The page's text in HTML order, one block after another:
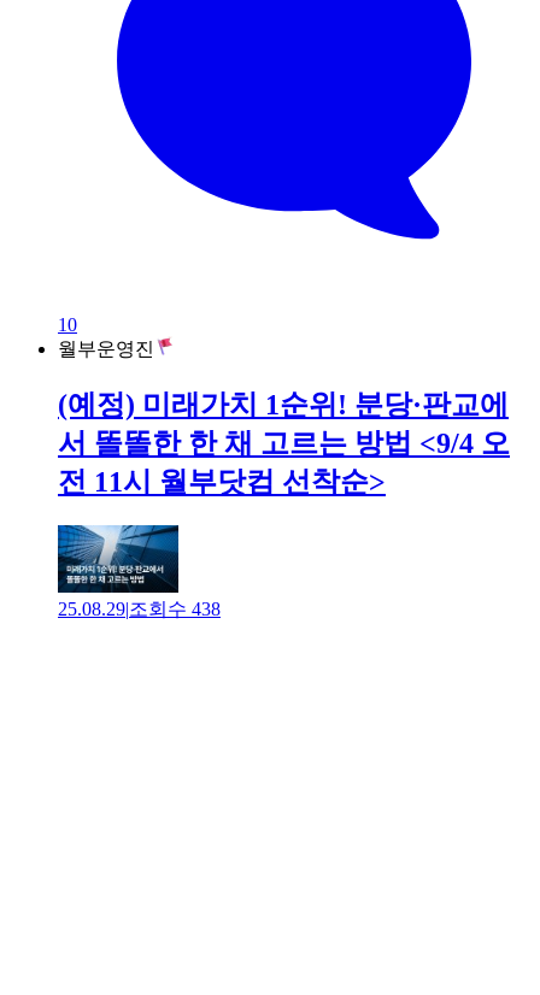
10
월부운영진
(예정) 미래가치 1순위! 분당·판교에
서 똘똘한 한 채 고르는 방법 <9/4 오
전 11시 월부닷컴 선착순>
25.08.29|조회수 438